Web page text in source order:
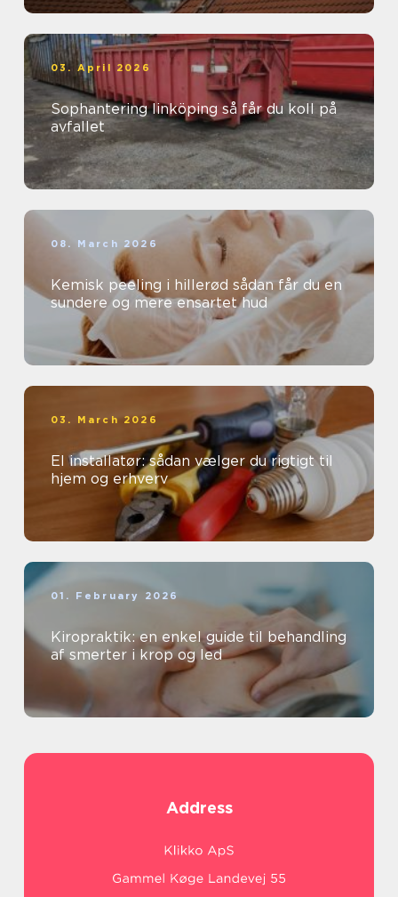
03. April 2026
Sophantering linköping så får du koll på
avfallet
08. March 2026
Kemisk peeling i hillerød sådan får du en
sundere og mere ensartet hud
03. March 2026
El installatør: sådan vælger du rigtigt til
hjem og erhverv
01. February 2026
Kiropraktik: en enkel guide til behandling
af smerter i krop og led
Address